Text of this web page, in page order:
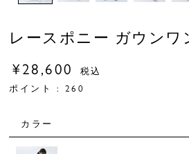
レースポニー ガウンワ
¥28,600
税込
ポイント : 260
カラー